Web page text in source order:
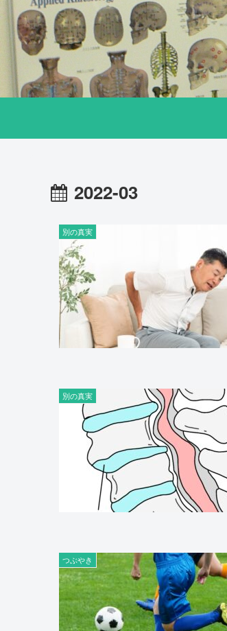
2022-03
別の真実
別の真実
つぶやき